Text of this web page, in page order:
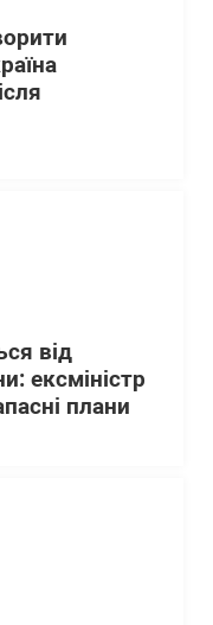
від
ексміністр
плани